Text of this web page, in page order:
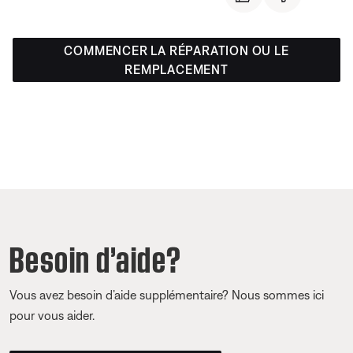
COMMENCER LA RÉPARATION OU LE
REMPLACEMENT
Besoin d’aide?
Vous avez besoin d’aide supplémentaire? Nous sommes ici
pour vous aider.